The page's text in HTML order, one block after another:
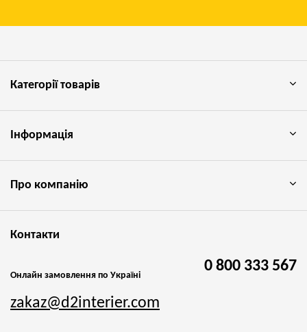
Категорії товарів
Інформація
Про компанію
Контакти
Онлайн замовлення по Україні
0 800 333 567
zakaz@d2interier.com